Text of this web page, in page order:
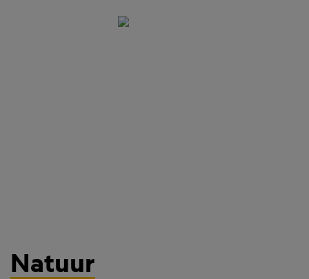
Natuur